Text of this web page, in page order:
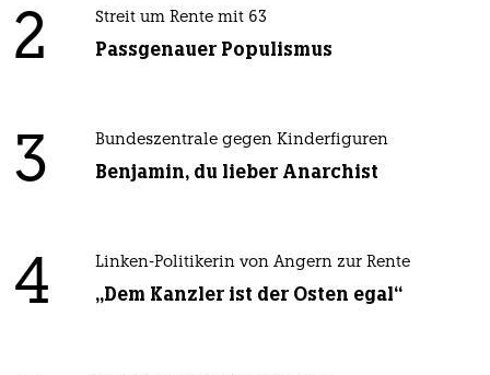
2 Streit um Rente mit 63
Passgenauer Populismus
3 Bundeszentrale gegen Kinderfiguren
Benjamin, du lieber Anarchist
4 Linken-Politikerin von Angern zur Rente
„Dem Kanzler ist der Osten egal“